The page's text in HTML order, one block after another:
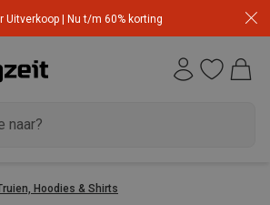
Uitverkoop | Nu t/m 60% korting
Hoodies & Shirts